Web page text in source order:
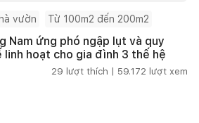
vườn Từ 100m2 đến 200m2
Nam ứng phó ngập lụt và quy
hoạt cho gia đình 3 thế hệ
29 lượt thích | 59.172 lượt xem